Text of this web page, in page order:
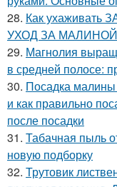
28. Как
УХОД ЗА МАЛИНОЙ
29. Магнолия
в средней полосе:
30. Посадка
и как правильно
после посадки
31. Табачная пыль
новую подборку
32. Трутовик